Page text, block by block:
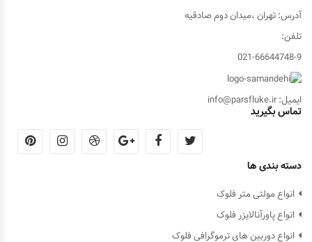
آدرس: تهران ،میدان دوم صادقیه
تلفن:
021-66644748-9
ایمیل: info@parsfluke.ir
تماس بگیرید
دسته بندی ها
انواع مولتی متر فلوک
انواع پاورآنالایزر فلوک
انواع دوربین های ترموگرافی فلوک